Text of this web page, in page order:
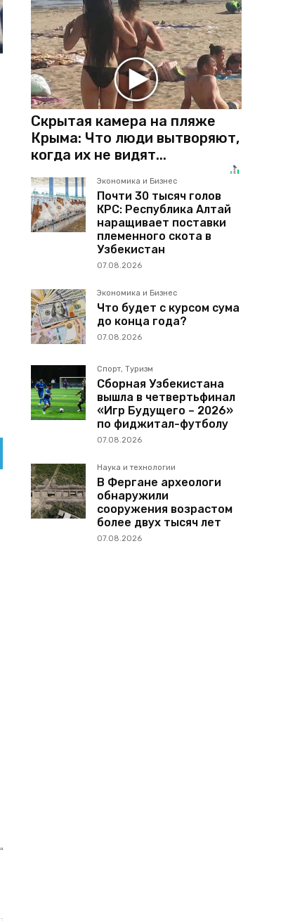
Скрытая камера на пляже
Крыма: Что люди вытворяют,
когда их не видят...
Экономика и Бизнес
Почти 30 тысяч голов
КРС: Республика Алтай
наращивает поставки
племенного скота в
Узбекистан
07.08.2026
Экономика и Бизнес
Что будет с курсом сума
до конца года?
07.08.2026
Спорт, Туризм
Сборная Узбекистана
вышла в четвертьфинал
«Игр Будущего – 2026»
по фиджитал-футболу
07.08.2026
Наука и технологии
В Фергане археологи
обнаружили
сооружения возрастом
более двух тысяч лет
07.08.2026